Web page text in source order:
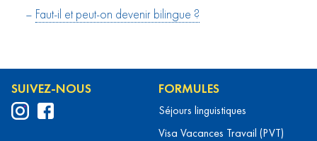
– Faut-il et peut-on devenir bilingue ?
SUIVEZ-NOUS FORMULES
Séjours linguistiques
Visa Vacances Travail (PVT)